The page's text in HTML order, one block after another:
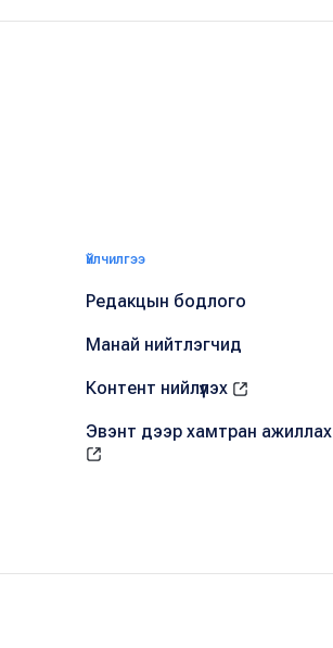
Үйлчилгээ
Редакцын бодлого
Манай нийтлэгчид
Контент нийлүүлэх
Эвэнт дээр хамтран ажиллах